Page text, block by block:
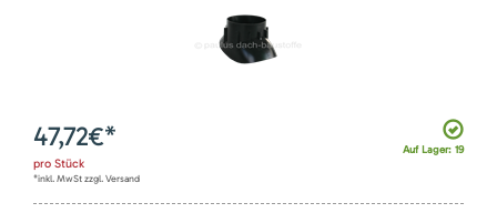
Auf Lager: 19
47,72€*
pro Stück
*inkl. MwSt zzgl. Versand